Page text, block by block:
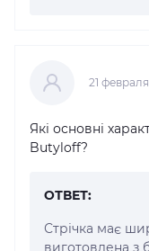
21
Які основні
Butyloff?
ОТВЕТ:
Стрічка має
виготовлена з